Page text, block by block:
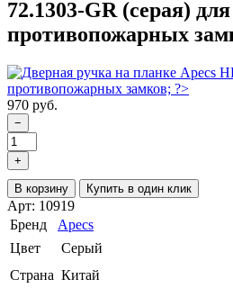
72.1303-GR (серая) для
противопожарных
970 руб.
−
+
В корзину Купить в один клик
Арт: 10919
Бренд
Apecs
Цвет
Серый
Страна Китай